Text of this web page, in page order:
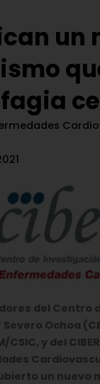
un
del Centro
Ochoa
CSIC, y del
un nuevo